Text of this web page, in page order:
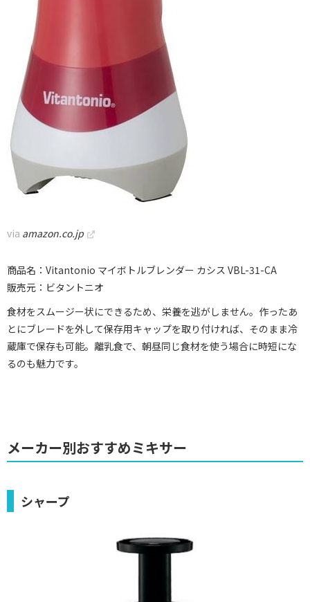
via amazon.co.jp
商品名：Vitantonio マイボトルブレンダー カシス VBL-31-CA
販売元：ビタントニオ
食材をスムージー状にできるため、栄養を逃がしません。作ったあ
とにブレードを外して保存用キャップを取り付ければ、そのまま冷
蔵庫で保存も可能。離乳食で、朝昼同じ食材を使う場合に時短にな
るのも魅力です。
メーカー別おすすめミキサー
シャープ